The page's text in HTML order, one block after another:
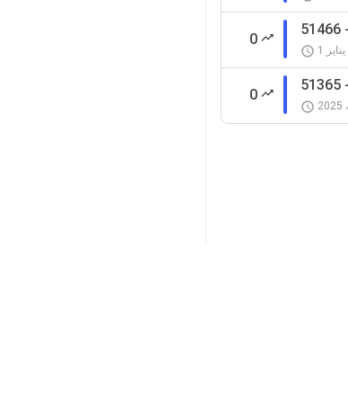
0
يناير 1
0